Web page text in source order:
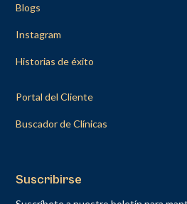
Blogs
Instagram
Historias de éxito
Portal del Cliente
Buscador de Clínicas
Suscribirse